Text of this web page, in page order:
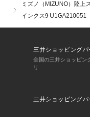
商品の色味が若干異な
※掲載の価格・製品のパ
ports XEBIO 陸上シュ
ェザー Men's Mens メ
ース れでぃーす 女性
ミズノ（MIZUNO）陸上
インクス9 U1GA210051
三井ショッピングパ
全国の三井ショッピン
リ
三井ショッピングパ